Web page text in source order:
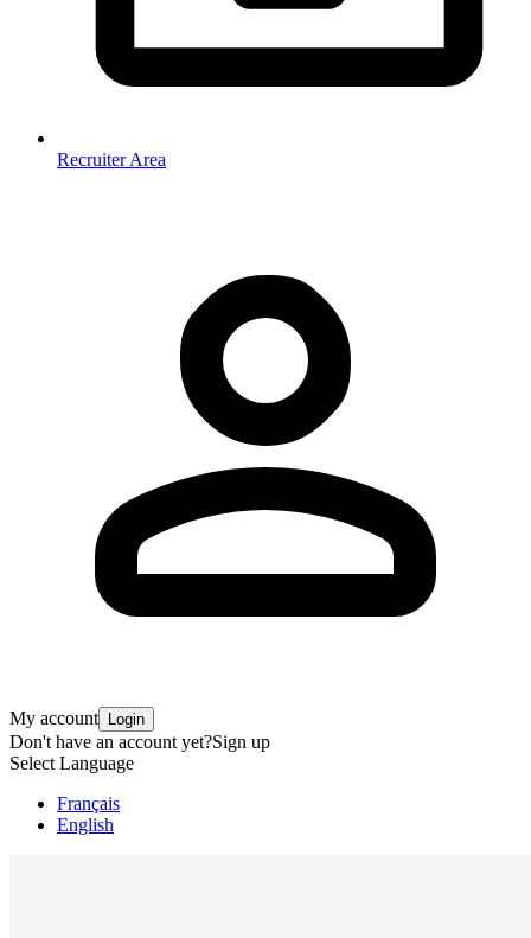
Recruiter Area
My account Login
Don't have an account yet?Sign up
Select Language
Français
English